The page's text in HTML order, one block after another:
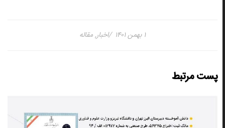
اخبار,مقاله
پست مرتبط